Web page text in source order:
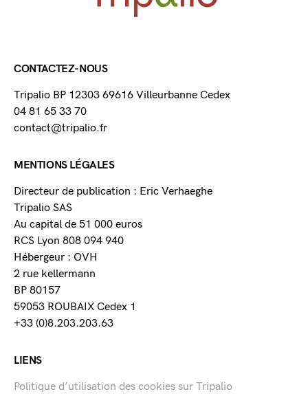
CONTACTEZ-NOUS
Tripalio BP 12303 69616 Villeurbanne Cedex
04 81 65 33 70
contact@tripalio.fr
MENTIONS LÉGALES
Directeur de publication : Eric Verhaeghe
Tripalio SAS
Au capital de 51 000 euros
RCS Lyon 808 094 940
Hébergeur : OVH
2 rue kellermann
BP 80157
59053 ROUBAIX Cedex 1
+33 (0)8.203.203.63
LIENS
Politique d’utilisation des cookies sur Tripalio